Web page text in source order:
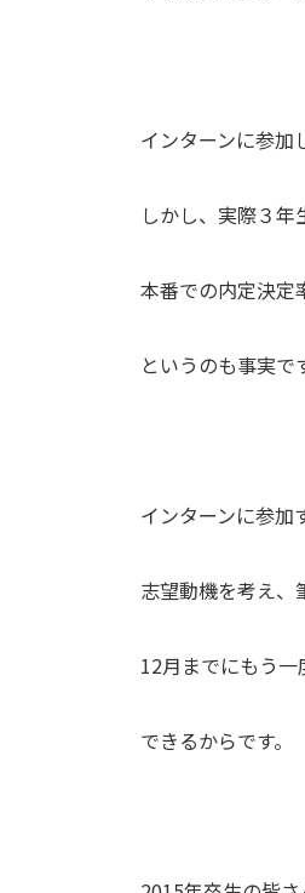
インターンに参加
しかし、実際３
本番での内定決定
というのも事実で
インターンに参加
志望動機を考え、
12月までにもう
できるからです。